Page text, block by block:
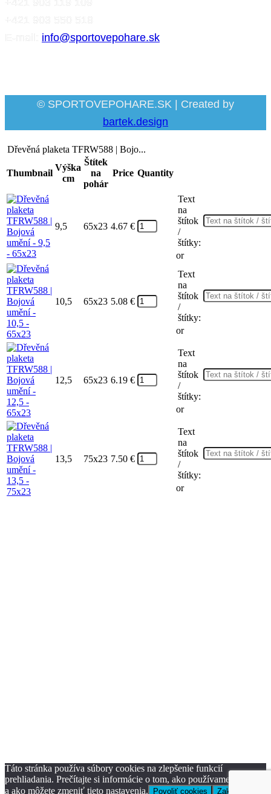
info@sportovepohare.sk
© SPORTOVEPOHARE.SK | Created by
bartek.design
Dřevěná plaketa TFRW588 | Bojo...
Thumbnail
Výška
cm
Štítek
na
pohár
Price Quantity
9,5 65x23 4.67 €
Text
na
štítok
/
štítky:
or
10,5 65x23 5.08 €
Text
na
štítok
/
štítky:
or
12,5 65x23 6.19 €
Text
na
štítok
/
štítky:
or
13,5 75x23 7.50 €
Text
na
štítok
/
štítky:
or
Táto stránka používa súbory cookies na zlepšenie funkcií
prehliadania. Prečítajte si informácie o tom, ako používame cookies
a ako môžete zmeniť tieto nastavenia.
Povoliť cookies Zakázať